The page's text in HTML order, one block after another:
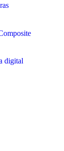
digital